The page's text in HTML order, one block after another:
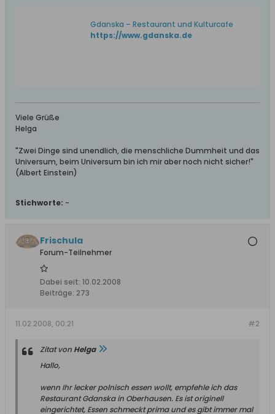
Gdanska – Restaurant und Kulturcafe
https://www.gdanska.de
Viele Grüße
Helga
"Zwei Dinge sind unendlich, die menschliche Dummheit und das
Universum, beim Universum bin ich mir aber noch nicht sicher!"
(Albert Einstein)
Stichworte: -
Frischula
Forum-Teilnehmer
Dabei seit: 10.02.2008
Beiträge: 273
#2
11.02.2008, 00:21
Zitat von Helga
Hallo,
wenn Ihr lecker polnisch essen wollt, empfehle ich das
Restaurant Gdanska in Oberhausen. Es ist originell
eingerichtet, Essen schmeckt prima und es gibt immer mal